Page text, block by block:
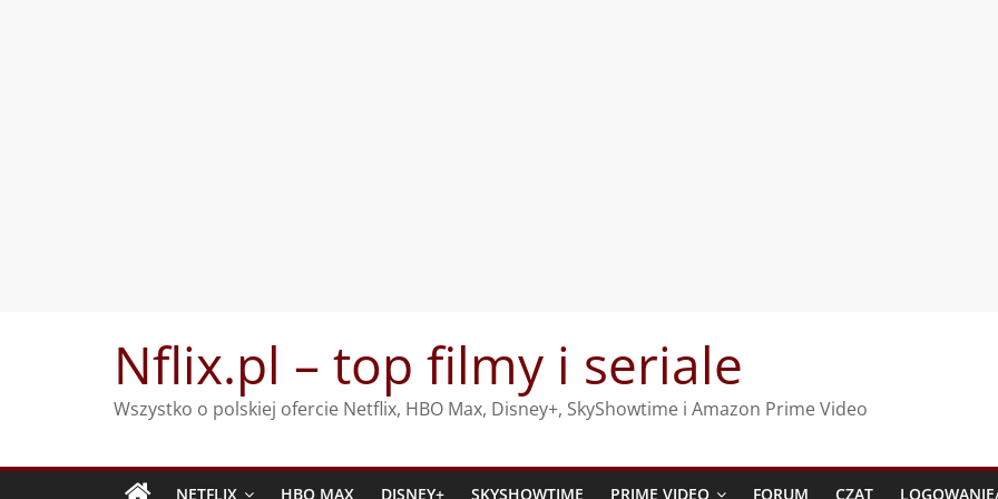
Nflix.pl – top filmy i seriale
Wszystko o polskiej ofercie Netflix, HBO Max, Disney+, SkyShowtime i Amazon Prime Video
NETFLIX HBO MAX DISNEY+ SKYSHOWTIME PRIME VIDEO FORUM CZAT